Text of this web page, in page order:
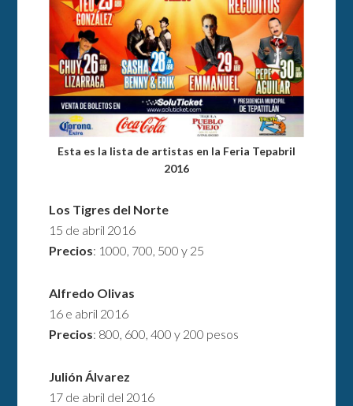
Esta es la lista de artistas en la Feria Tepabril
2016
Los Tigres del Norte
15 de abril 2016
Precios: 1000, 700, 500 y 25
Alfredo Olivas
16 e abril 2016
Precios: 800, 600, 400 y 200 pesos
Julión Álvarez
17 de abril del 2016